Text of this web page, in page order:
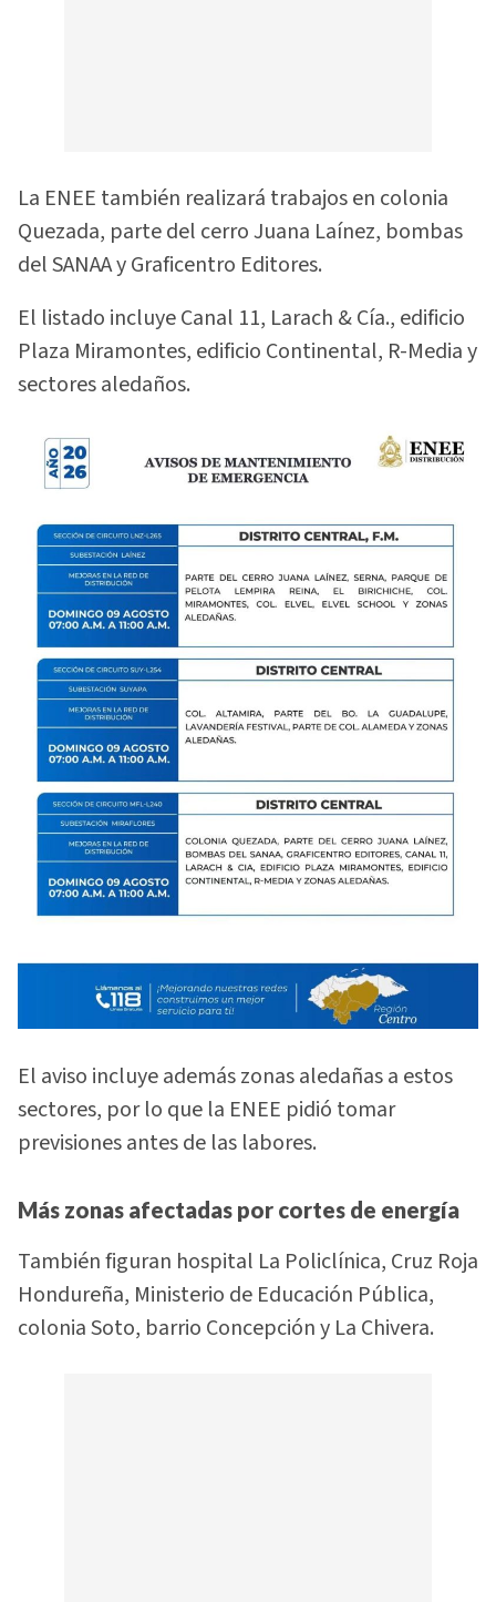
La ENEE también realizará trabajos en colonia
Quezada, parte del cerro Juana Laínez, bombas
del SANAA y Graficentro Editores.
El listado incluye Canal 11, Larach & Cía., edificio
Plaza Miramontes, edificio Continental, R-Media y
sectores aledaños.
El aviso incluye además zonas aledañas a estos
sectores, por lo que la ENEE pidió tomar
previsiones antes de las labores.
Más zonas afectadas por cortes de energía
También figuran hospital La Policlínica, Cruz Roja
Hondureña, Ministerio de Educación Pública,
colonia Soto, barrio Concepción y La Chivera.